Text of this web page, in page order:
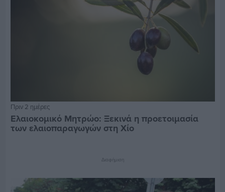
Πριν 2 ημέρες
Ελαιοκομικό Μητρώο: Ξεκινά η προετοιμασία
των ελαιοπαραγωγών στη Χίο
Διαφήμιση